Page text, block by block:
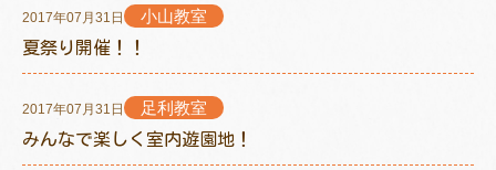
2017年07月31日 小山教室
夏祭り開催！！
2017年07月31日 足利教室
みんなで楽しく室内遊園地！